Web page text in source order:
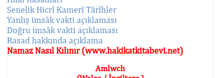
Senelik Hicrî Kamerî Târîhler
Yanlış imsâk vakti açıklaması
Doğru imsâk vakti açıklaması
Rasad hakkında açıklama
Namaz Nasıl Kılınır (www.hakikatkitabevi.net)
Amlwch